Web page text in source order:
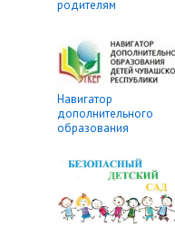
родителям
Навигатор
дополнительного
образования